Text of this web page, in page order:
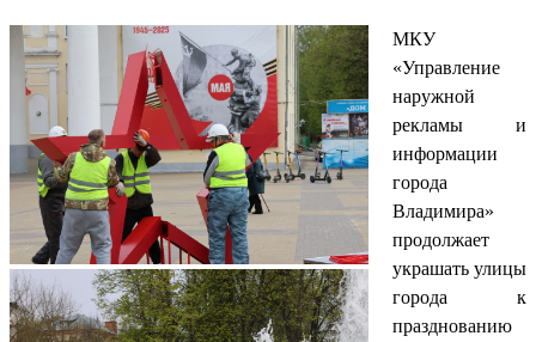
МКУ
«Управление
наружной
рекламы и
информации
города
Владимира»
продолжает
украшать улицы
города к
празднованию